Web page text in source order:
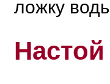
ложку